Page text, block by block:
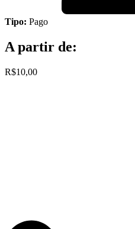
Tipo: Pago
A partir de:
R$10,00